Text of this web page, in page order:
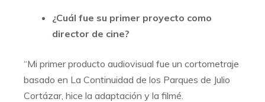
¿Cuál fue su primer proyecto como
director de cine?
“Mi primer producto audiovisual fue un cortometraje
basado en La Continuidad de los Parques de Julio
Cortázar, hice la adaptación y la filmé.